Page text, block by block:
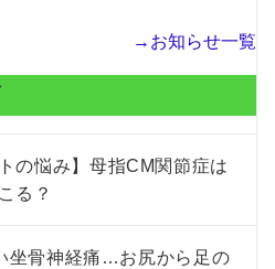
→お知らせ一覧
の悩み】母指CM関節症は
る？
坐骨神経痛…お尻から足の